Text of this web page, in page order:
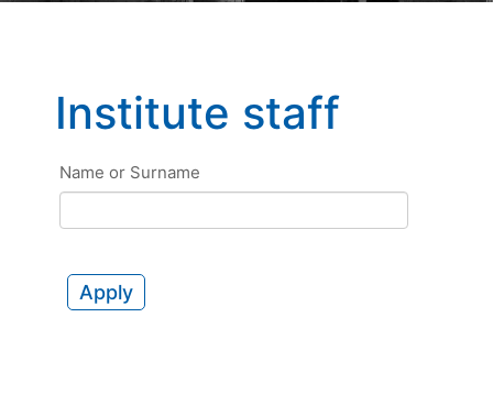
Institute staff
Name or Surname
Apply